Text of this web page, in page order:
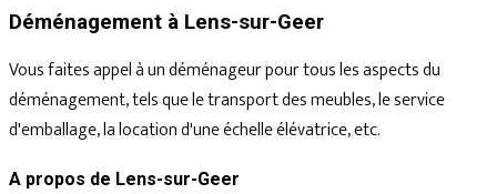
Déménagement à Lens-sur-Geer
Vous faites appel à un déménageur pour tous les aspects du
déménagement, tels que le transport des meubles, le service
d'emballage, la location d'une échelle élévatrice, etc.
A propos de Lens-sur-Geer